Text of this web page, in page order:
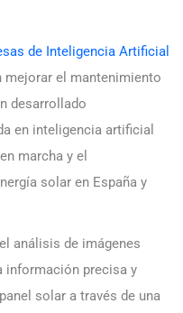
de Inteligencia Artificial
mejorar el mantenimiento
desarrollado
en inteligencia artificial
marcha y el
solar en España y
análisis de imágenes
información precisa y
solar a través de una